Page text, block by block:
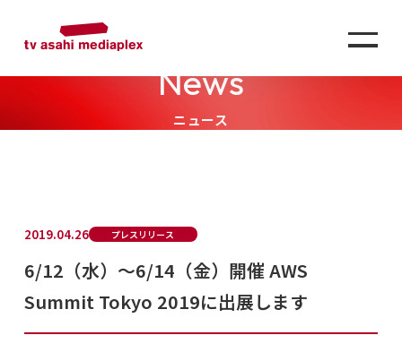
News
ニュース
2019.04.26 プレスリリース
6/12（水）～6/14（金）開催 AWS
Summit Tokyo 2019に出展します